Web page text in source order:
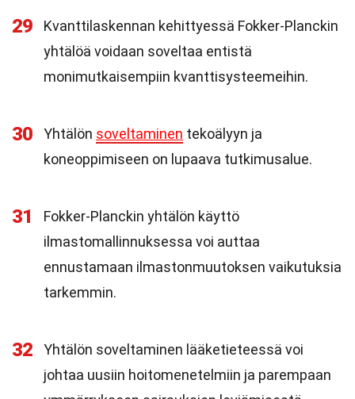
29
Kvanttilaskennan kehittyessä Fokker-Planckin
yhtälöä voidaan soveltaa entistä
monimutkaisempiin kvanttisysteemeihin.
30 Yhtälön soveltaminen tekoälyyn ja
koneoppimiseen on lupaava tutkimusalue.
31
Fokker-Planckin yhtälön käyttö
ilmastomallinnuksessa voi auttaa
ennustamaan ilmastonmuutoksen vaikutuksia
tarkemmin.
32
Yhtälön soveltaminen lääketieteessä voi
johtaa uusiin hoitomenetelmiin ja parempaan